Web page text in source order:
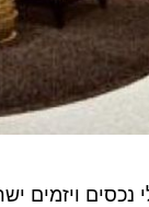
ויזמים